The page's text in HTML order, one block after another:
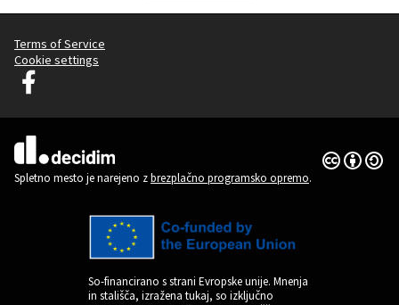
Terms of Service
Cookie settings
Decidim Ljubljana na Facebooku
(Zunanja povezava)
Spletno mesto je narejeno zbrezplačno programsko opremo.
Dovoljenja
(Zunanja
So-financirano s strani Evropske unije. Mnenja
in stališča, izražena tukaj, so izključno